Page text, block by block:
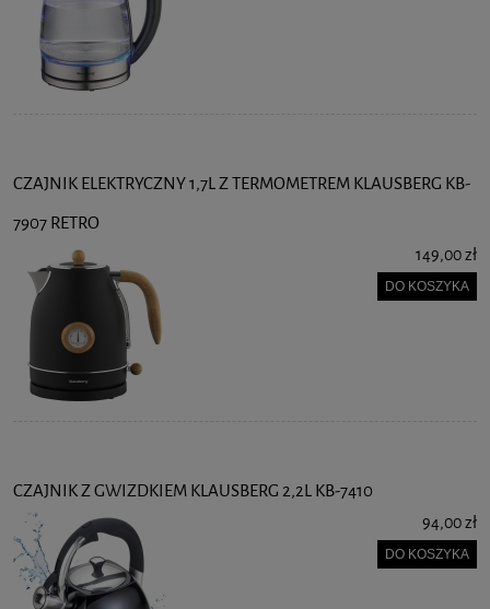
CZAJNIK ELEKTRYCZNY 1,7L Z TERMOMETREM KLAUSBERG KB-
7907 RETRO
149,00 zł
DO KOSZYKA
CZAJNIK Z GWIZDKIEM KLAUSBERG 2,2L KB-7410
94,00 zł
DO KOSZYKA